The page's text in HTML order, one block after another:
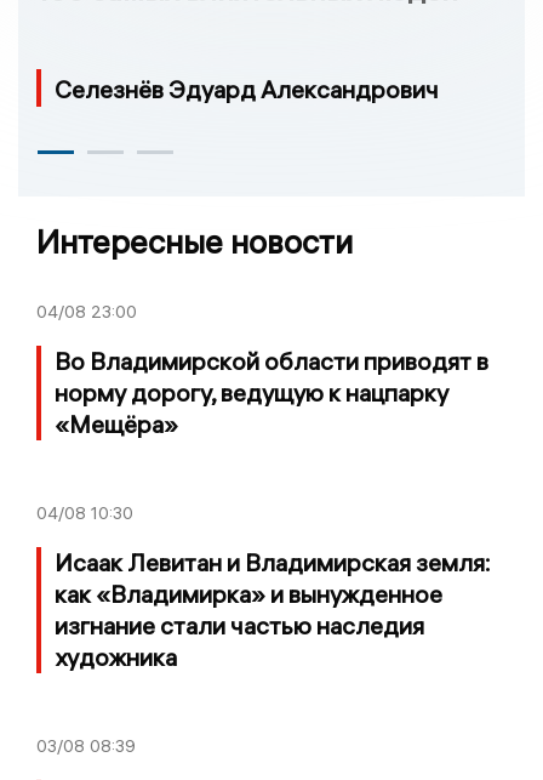
Селезнёв Эдуард Александрович
Интересные новости
04/08 23:00
Во Владимирской области приводят в
норму дорогу, ведущую к нацпарку
«Мещёра»
04/08 10:30
Исаак Левитан и Владимирская земля:
как «Владимирка» и вынужденное
изгнание стали частью наследия
художника
03/08 08:39